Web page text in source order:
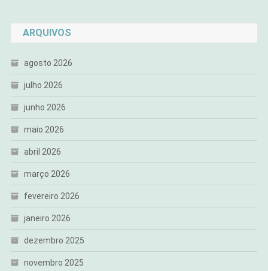
ARQUIVOS
agosto 2026
julho 2026
junho 2026
maio 2026
abril 2026
março 2026
fevereiro 2026
janeiro 2026
dezembro 2025
novembro 2025